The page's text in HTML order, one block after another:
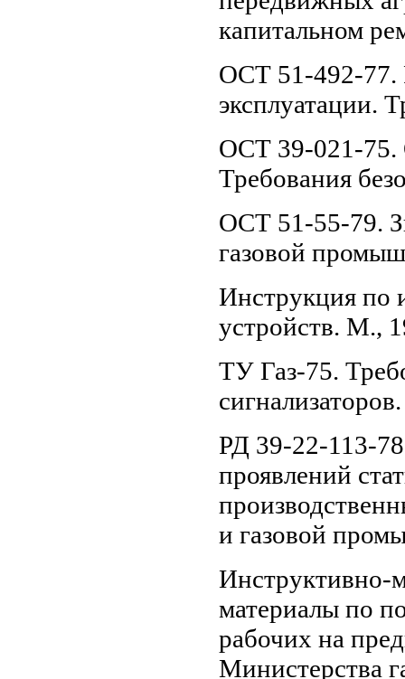
капитальном
ОСТ 51-492-77.
эксплуатации.
ОСТ 39-021-75.
Требования
ОСТ 51-55-79.
газовой
Инструкция по
устройств. М.,
ТУ Газ-75.
сигнализаторов.
РД 39-22-113-
проявлений
и газовой
Инструктивно-
материалы по
рабочих на
Министерства